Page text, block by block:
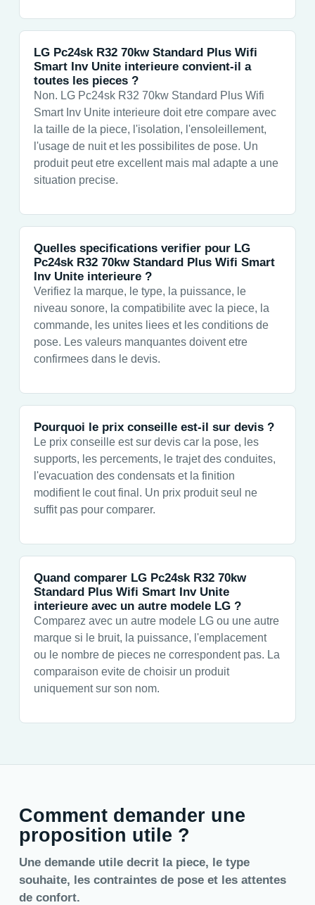
LG Pc24sk R32 70kw Standard Plus Wifi
Smart Inv Unite interieure convient-il a
toutes les pieces ?
Non. LG Pc24sk R32 70kw Standard Plus Wifi
Smart Inv Unite interieure doit etre compare avec
la taille de la piece, l'isolation, l'ensoleillement,
l'usage de nuit et les possibilites de pose. Un
produit peut etre excellent mais mal adapte a une
situation precise.
Quelles specifications verifier pour LG
Pc24sk R32 70kw Standard Plus Wifi Smart
Inv Unite interieure ?
Verifiez la marque, le type, la puissance, le
niveau sonore, la compatibilite avec la piece, la
commande, les unites liees et les conditions de
pose. Les valeurs manquantes doivent etre
confirmees dans le devis.
Pourquoi le prix conseille est-il sur devis ?
Le prix conseille est sur devis car la pose, les
supports, les percements, le trajet des conduites,
l'evacuation des condensats et la finition
modifient le cout final. Un prix produit seul ne
suffit pas pour comparer.
Quand comparer LG Pc24sk R32 70kw
Standard Plus Wifi Smart Inv Unite
interieure avec un autre modele LG ?
Comparez avec un autre modele LG ou une autre
marque si le bruit, la puissance, l'emplacement
ou le nombre de pieces ne correspondent pas. La
comparaison evite de choisir un produit
uniquement sur son nom.
Comment demander une
proposition utile ?
Une demande utile decrit la piece, le type
souhaite, les contraintes de pose et les attentes
de confort.